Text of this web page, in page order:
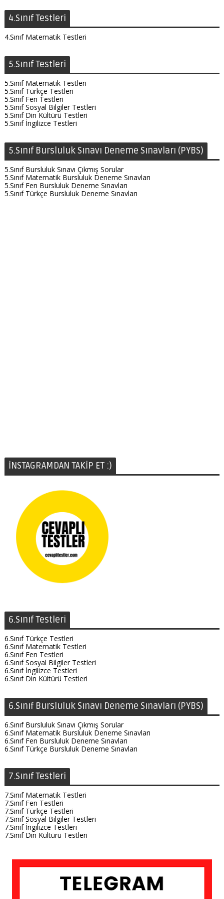
4.Sınıf Testleri
4.Sınıf Matematik Testleri
5.Sınıf Testleri
5.Sınıf Matematik Testleri
5.Sınıf Türkçe Testleri
5.Sınıf Fen Testleri
5.Sınıf Sosyal Bilgiler Testleri
5.Sınıf Din Kültürü Testleri
5.Sınıf İngilizce Testleri
5.Sınıf Bursluluk Sınavı Deneme Sınavları (PYBS)
5.Sınıf Bursluluk Sınavı Çıkmış Sorular
5.Sınıf Matematik Bursluluk Deneme Sınavları
5.Sınıf Fen Bursluluk Deneme Sınavları
5.Sınıf Türkçe Bursluluk Deneme Sınavları
İNSTAGRAMDAN TAKİP ET :)
6.Sınıf Testleri
6.Sınıf Türkçe Testleri
6.Sınıf Matematik Testleri
6.Sınıf Fen Testleri
6.Sınıf Sosyal Bilgiler Testleri
6.Sınıf İngilizce Testleri
6.Sınıf Din Kültürü Testleri
6.Sınıf Bursluluk Sınavı Deneme Sınavları (PYBS)
6.Sınıf Bursluluk Sınavı Çıkmış Sorular
6.Sınıf Matematik Bursluluk Deneme Sınavları
6.Sınıf Fen Bursluluk Deneme Sınavları
6.Sınıf Türkçe Bursluluk Deneme Sınavları
7.Sınıf Testleri
7.Sınıf Matematik Testleri
7.Sınıf Fen Testleri
7.Sınıf Türkçe Testleri
7.Sınıf Sosyal Bilgiler Testleri
7.Sınıf İngilizce Testleri
7.Sınıf Din Kültürü Testleri